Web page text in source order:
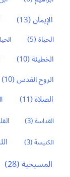
الإيمان(13)
الحياة(5)
الخطيئة(10)
الروح القدس(10)
الصلاة(11)
القداسة(3)
الكنيسة(3)
المسيحية(28)